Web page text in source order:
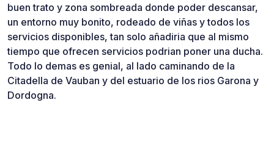
buen trato y zona sombreada donde poder descansar,
un entorno muy bonito, rodeado de viñas y todos los
servicios disponibles, tan solo añadiria que al mismo
tiempo que ofrecen servicios podrian poner una ducha.
Todo lo demas es genial, al lado caminando de la
Citadella de Vauban y del estuario de los rios Garona y
Dordogna.